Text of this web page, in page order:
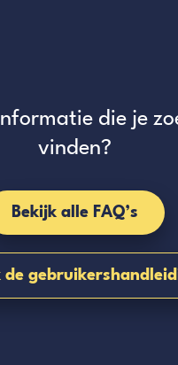
die je
vinden?
Bekijk alle FAQ’s
de